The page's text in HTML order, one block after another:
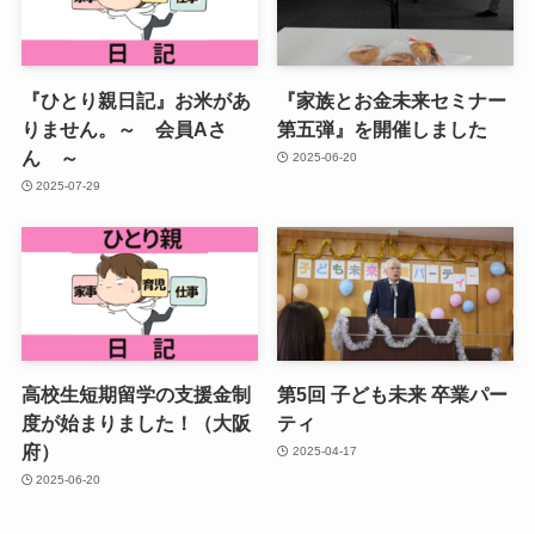
『ひとり親日記』お米があ
りません。～ 会員Aさ
ん ～
2025-07-29
『家族とお金未来セミナー
第五弾』を開催しました
2025-06-20
高校生短期留学の支援金制
度が始まりました！（大阪
府）
2025-06-20
第5回 子ども未来 卒業パー
ティ
2025-04-17